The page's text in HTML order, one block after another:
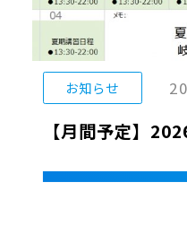
お知らせ
【月間予定】